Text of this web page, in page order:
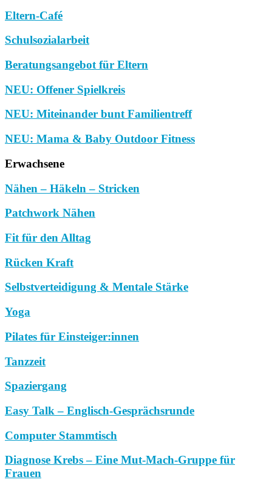
Eltern-Café
Schulsozialarbeit
Beratungsangebot für Eltern
NEU: Offener Spielkreis
NEU: Miteinander bunt Familientreff
NEU: Mama & Baby Outdoor Fitness
Erwachsene
Nähen – Häkeln – Stricken
Patchwork Nähen
Fit für den Alltag
Rücken Kraft
Selbstverteidigung & Mentale Stärke
Yoga
Pilates für Einsteiger:innen
Tanzzeit
Spaziergang
Easy Talk – Englisch-Gesprächsrunde
Computer Stammtisch
Diagnose Krebs – Eine Mut-Mach-Gruppe für
Frauen